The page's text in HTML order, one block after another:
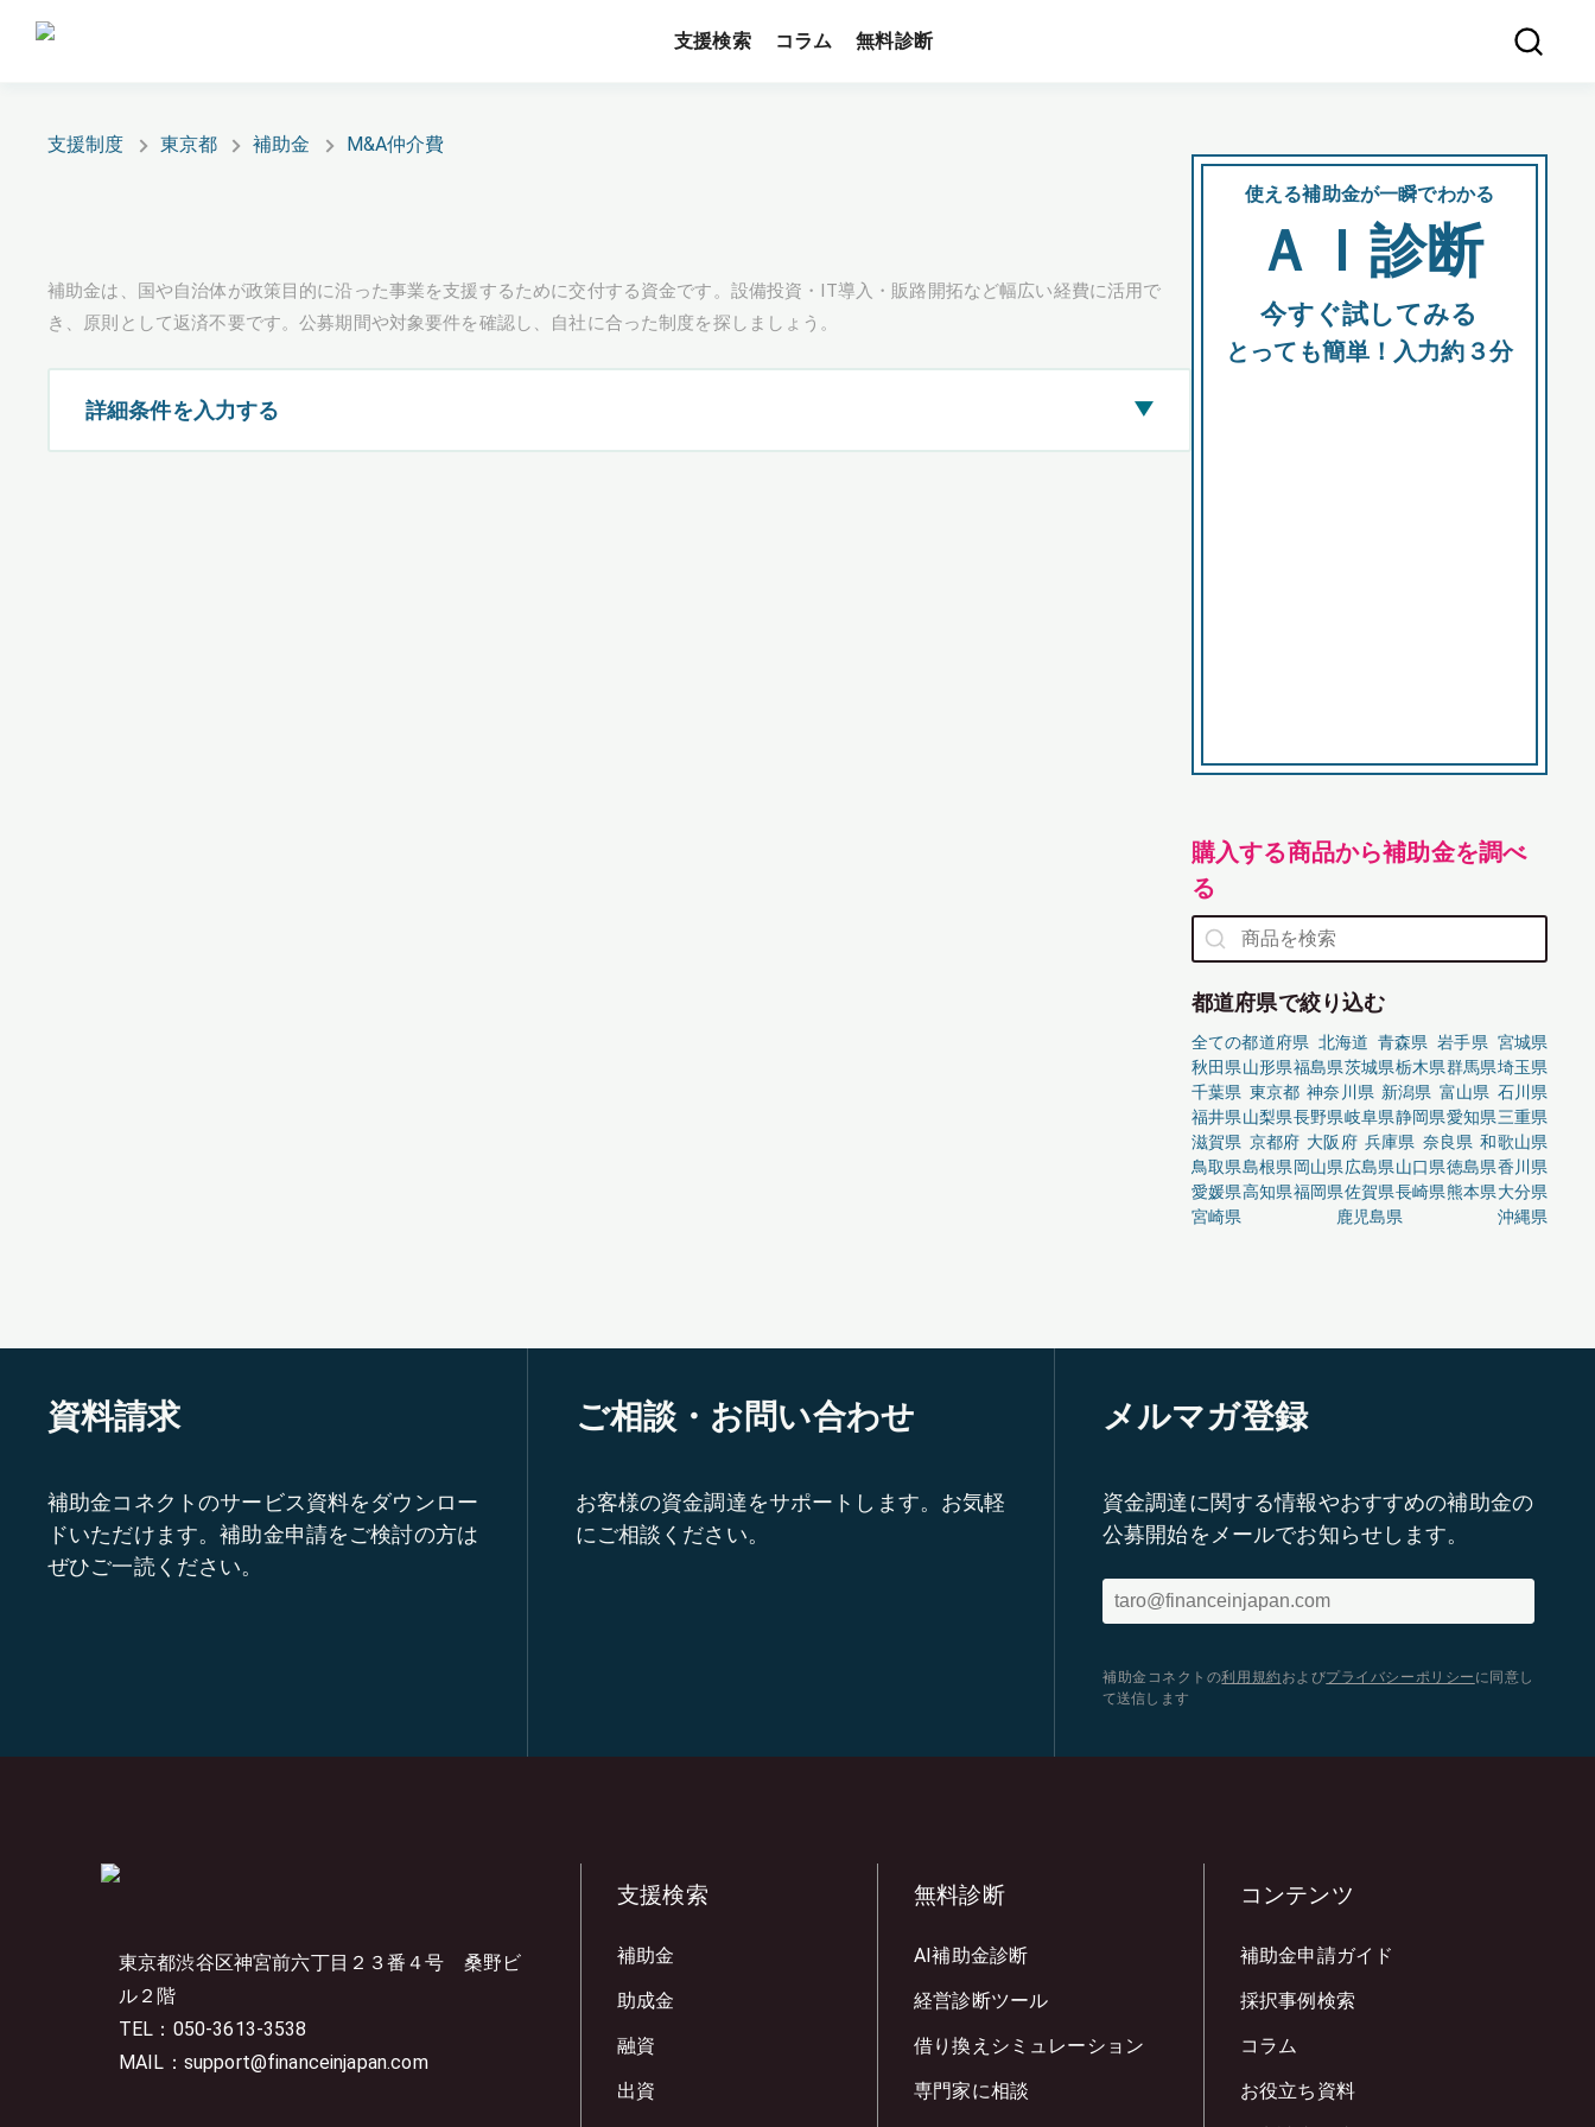
支援検索 コラム 無料診断
支援制度 東京都 補助金 M&A仲介費
補助金は、国や自治体が政策目的に沿った事業を支援するために交付する資金です。設備投資・IT導入・販路開拓など幅広い経費に活用で
き、原則として返済不要です。公募期間や対象要件を確認し、自社に合った制度を探しましょう。
詳細条件を入力する ▶
使える補助金が一瞬でわかる
ＡＩ診断
今すぐ試してみる
とっても簡単！入力約３分
購入する商品から補助金を調べ
る
都道府県で絞り込む
全ての都道府県 北海道 青森県 岩手県 宮城県
秋田県山形県福島県茨城県栃木県群馬県埼玉県
千葉県 東京都 神奈川県 新潟県 富山県 石川県
福井県山梨県長野県岐阜県静岡県愛知県三重県
滋賀県 京都府 大阪府 兵庫県 奈良県 和歌山県
鳥取県島根県岡山県広島県山口県徳島県香川県
愛媛県高知県福岡県佐賀県長崎県熊本県大分県
宮崎県
鹿児島県 沖縄県
資料請求
補助金コネクトのサービス資料をダウンロー
ドいただけます。補助金申請をご検討の方は
ぜひご一読ください。
ご相談・お問い合わせ
お客様の資金調達をサポートします。お気軽
にご相談ください。
メルマガ登録
資金調達に関する情報やおすすめの補助金の
公募開始をメールでお知らせします。
補助金コネクトの利用規約 およびプライバシーポリシー に同意し
て送信します
東京都渋谷区神宮前六丁目２３番４号 桑野ビ
ル２階
TEL：050-3613-3538
MAIL：support@financeinjapan.com
支援検索
補助金
助成金
融資
出資
無料診断
AI補助金診断
経営診断ツール
借り換えシミュレーション
専門家に相談
コンテンツ
補助金申請ガイド
採択事例検索
コラム
お役立ち資料